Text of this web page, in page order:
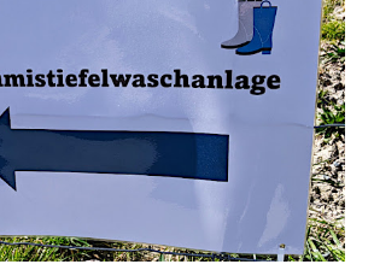
zu kontroversen Themen auf dem
erst einmal Elons eigene Sicht der
und entscheidend relevant
Das ist lächerlich und gefährlich
Information fehlt noch, Grok soll
amerikanischen Behörden mitarbeiten,